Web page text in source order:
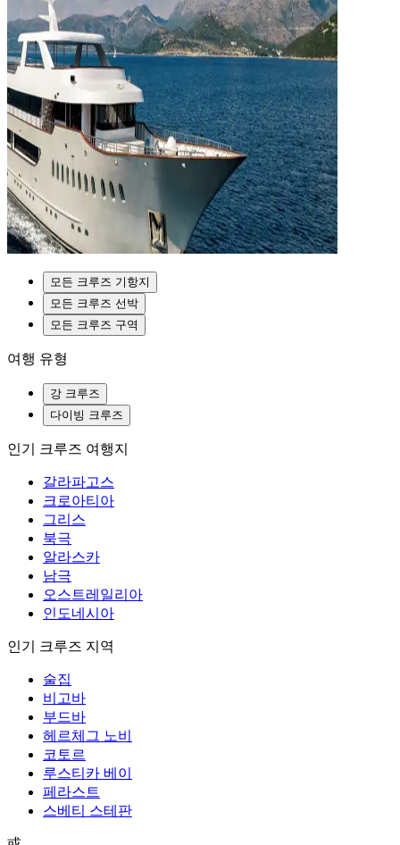
모든 크루즈 기항지
모든 크루즈 선박
모든 크루즈 구역
여행 유형
강 크루즈
다이빙 크루즈
인기 크루즈 여행지
갈라파고스
크로아티아
그리스
북극
알라스카
남극
오스트레일리아
인도네시아
인기 크루즈 지역
술집
비고바
부드바
헤르체그 노비
코토르
루스티카 베이
페라스트
스베티 스테판